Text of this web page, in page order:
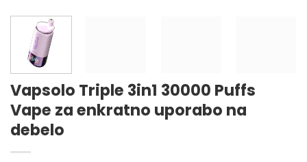
Vapsolo Triple 3in1 30000 Puffs
Vape za enkratno uporabo na
debelo